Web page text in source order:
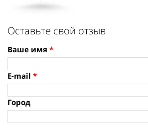
Оставьте свой отзыв
Ваше имя *
E-mail *
Город